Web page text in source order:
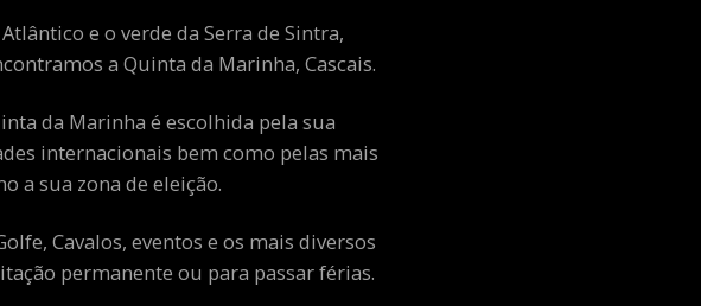
e o verde da Serra de Sintra,
a Quinta da Marinha, Cascais.
da Marinha é escolhida pela sua
internacionais bem como pelas mais
a sua zona de eleição.
Cavalos, eventos e os mais diversos
permanente ou para passar férias.